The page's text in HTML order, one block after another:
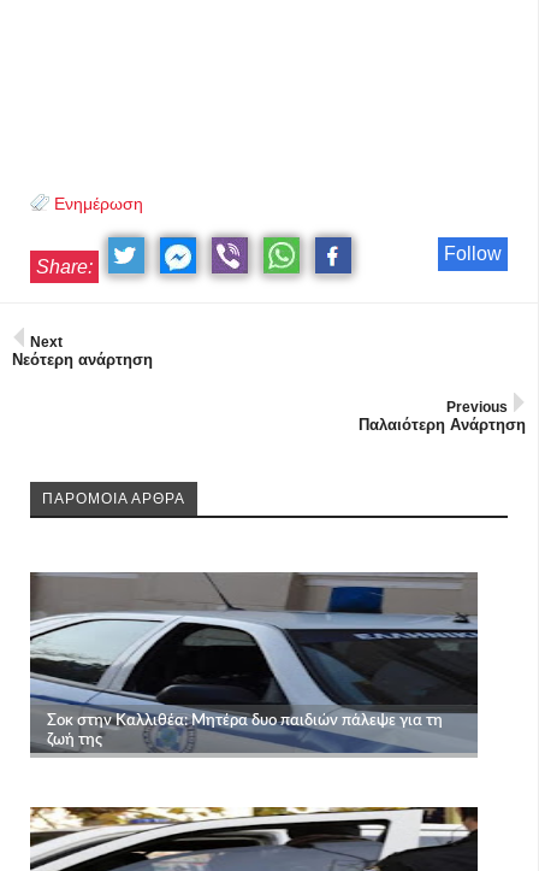
Ενημέρωση
Follow
Share:
Next
Νεότερη ανάρτηση
Previous
Παλαιότερη Ανάρτηση
ΠΑΡΟΜΟΙΑ ΑΡΘΡΑ